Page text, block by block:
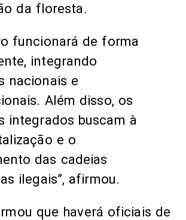
da floresta.
funcionará de forma
integrando
nacionais e
Além disso, os
integrados buscam à
e o
das cadeias
ilegais”, afirmou.
que haverá oficiais de